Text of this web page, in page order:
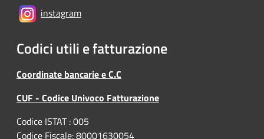
instagram
Codici utili e fatturazione
Coordinate bancarie e C.C
CUF - Codice Univoco Fatturazione
Codice ISTAT : 005
Codice Fiscale: 80001630054